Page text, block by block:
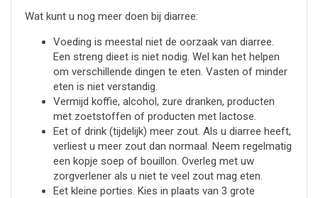
Wat kunt u nog meer doen bij diarree:
Voeding is meestal niet de oorzaak van diarree.
Een streng dieet is niet nodig. Wel kan het helpen
om verschillende dingen te eten. Vasten of minder
eten is niet verstandig.
Vermijd koffie, alcohol, zure dranken, producten
met zoetstoffen of producten met lactose.
Eet of drink (tijdelijk) meer zout. Als u diarree heeft,
verliest u meer zout dan normaal. Neem regelmatig
een kopje soep of bouillon. Overleg met uw
zorgverlener als u niet te veel zout mag eten.
Eet kleine porties. Kies in plaats van 3 grote